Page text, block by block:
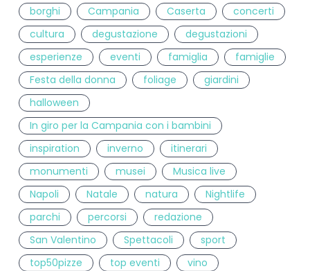
borghi
Campania Caserta
concerti
cultura
degustazione
degustazioni
esperienze
eventi famiglia
famiglie
Festa della donna
foliage
giardini
halloween
In giro per la Campania con i bambini
inspiration
inverno
itinerari
monumenti
musei
Musica live
Napoli
Natale natura
Nightlife
parchi
percorsi
redazione
San Valentino
Spettacoli
sport
top50pizze
top eventi
vino